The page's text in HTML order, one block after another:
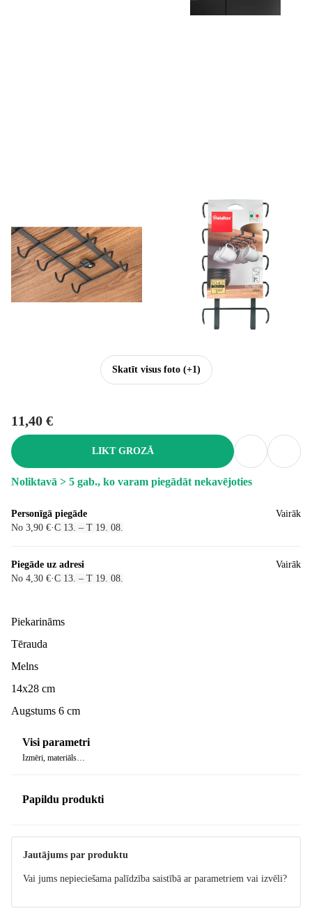
Skatīt visus foto(+1)
11,40 €
LIKT GROZĀ
Noliktavā > 5 gab., ko varam piegādāt nekavējoties
Personīgā piegāde
No 3,90 €·C 13. – T 19. 08.
Vairāk
Piegāde uz adresi
No 4,30 €·C 13. – T 19. 08.
Vairāk
Piekarināms
Tērauda
Melns
14x28 cm
Augstums 6 cm
Visi parametri
Izmēri, materiāls…
Papildu produkti
Jautājums par produktu
Vai jums nepieciešama palīdzība saistībā ar parametriem vai izvēli?